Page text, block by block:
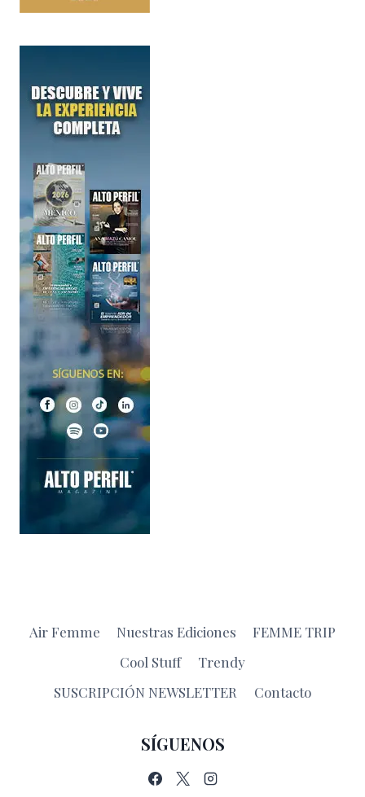
Air Femme Nuestras Ediciones
FEMME TRIP
Cool Stuff
Trendy
SUSCRIPCIÓN NEWSLETTER
Contacto
SÍGUENOS